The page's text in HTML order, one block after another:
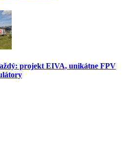
projekt EIVA, unikátne FPV